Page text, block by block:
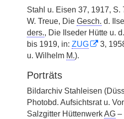
Stahl u. Eisen 37, 1917, S.
W. Treue, Die Gesch. d.
ders., Die Ilseder Hütte u.
bis 1919, in: ZUG 3,
u. Wilhelm M.).
Porträts
Bildarchiv Stahleisen
Photobd. Aufsichtsrat u.
Salzgitter HüttenwerkAG –